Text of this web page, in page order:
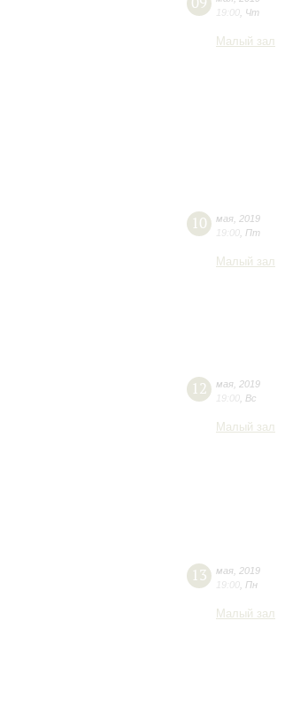
19:00 Чт
Малый зал
10 мая 2019
19:00 Пт
Малый зал
12 мая 2019
19:00 Вс
Малый зал
13 мая 2019
19:00 Пн
Малый зал